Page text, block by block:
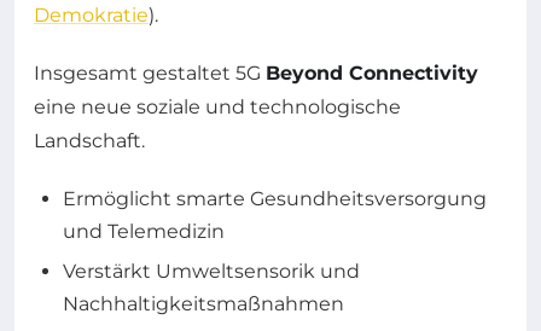
Demokratie).
Insgesamt gestaltet 5G Beyond Connectivity
eine neue soziale und technologische
Landschaft.
Ermöglicht smarte Gesundheitsversorgung
und Telemedizin
Verstärkt Umweltsensorik und
Nachhaltigkeitsmaßnahmen